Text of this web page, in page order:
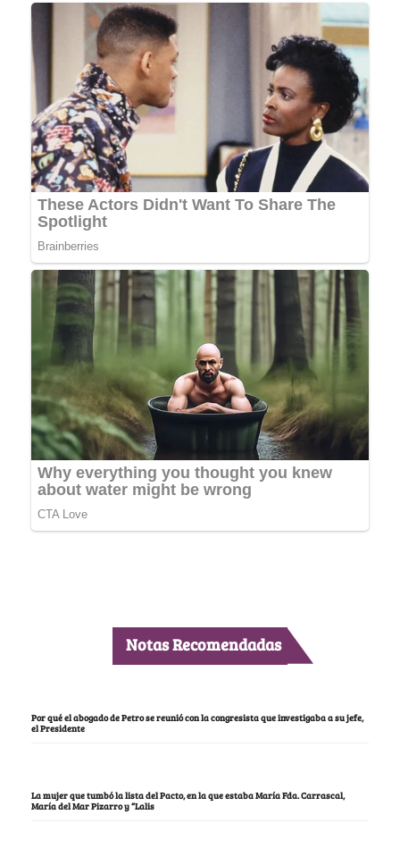
Notas Recomendadas
Por qué el abogado de Petro se reunió con la congresista que investigaba a su jefe,
el Presidente
La mujer que tumbó la lista del Pacto, en la que estaba María Fda. Carrascal,
María del Mar Pizarro y “Lalis